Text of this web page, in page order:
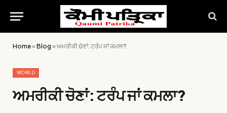
Home»Blog »ਅਮਰੀਕੀ ਚੋਣਾਂ: ਟਰੰਪ ਜਾਂ ਕਮਲਾ?
WORLD
ਅਮਰੀਕੀ ਚੋਣਾਂ: ਟਰੰਪ ਜਾਂ ਕਮਲਾ?